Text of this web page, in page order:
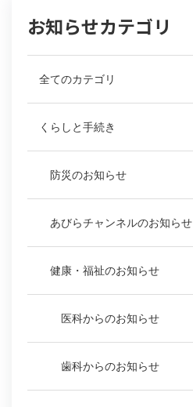
お知らせカテゴリ
全てのカテゴリ
くらしと手続き
防災のお知らせ
あびらチャンネルのお知らせ
健康・福祉のお知らせ
医科からのお知らせ
歯科からのお知らせ